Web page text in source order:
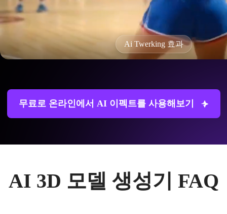
Ai Twerking 효과
무료로 온라인에서 AI 이펙트를 사용해보기
AI 3D 모델 생성기 FAQ